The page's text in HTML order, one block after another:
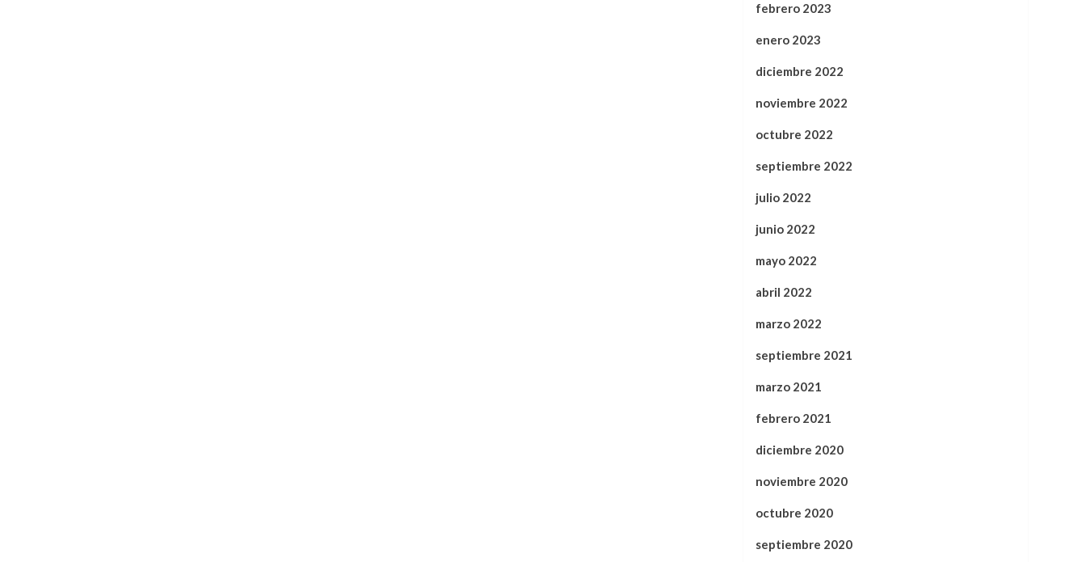
febrero 2023
enero 2023
diciembre 2022
noviembre 2022
octubre 2022
septiembre 2022
julio 2022
junio 2022
mayo 2022
abril 2022
marzo 2022
septiembre 2021
marzo 2021
febrero 2021
diciembre 2020
noviembre 2020
octubre 2020
septiembre 2020